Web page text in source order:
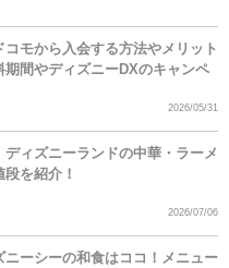
コモから入会する方法やメリット
間やディズニーDXのキャンペ
2026/05/31
ディズニーランドの中華・ラーメ
を紹介！
2026/07/06
ニーシーの和食はココ！メニュー